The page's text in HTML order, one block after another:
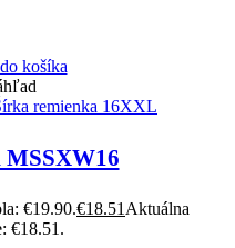
košíka
remienka 16XXL
MSSXW16
€19.90.€18.51 Aktuálna
€18.51.